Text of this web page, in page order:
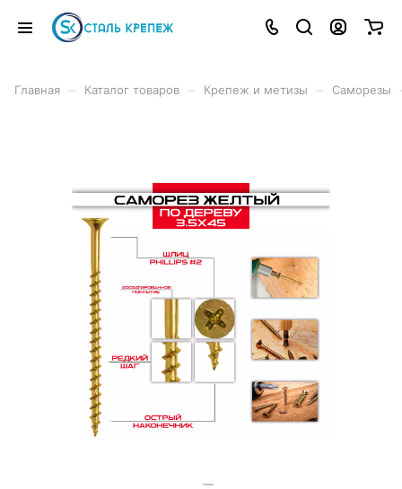
Главная Каталог товаров Крепеж и метизы Саморезы